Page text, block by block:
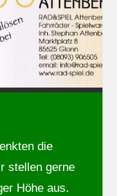
die
stellen gerne
Höhe aus.